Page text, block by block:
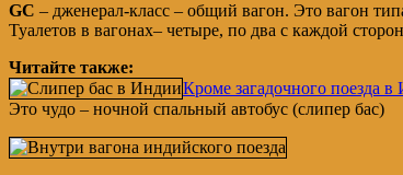
GC – дженерал-класс – общий вагон. Это вагон
Туалетов в вагонах– четыре, по два с каждой
Читайте также:
Кроме загадочного поезда
Это чудо – ночной спальный автобус (слипер бас)